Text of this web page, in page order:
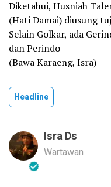
Diketahui, Husniah
(Hati Damai) diusung
Selain Golkar, ada
dan Perindo
(Bawa Karaeng, Isra)
Headline
Isra Ds
Wartawan